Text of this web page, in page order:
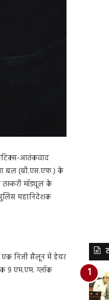
आतंकवाद
बल (बी.एस.एफ.) के
तस्करी मॉड्यूल के
महानिदेशक
एक निजी सैलून में हेयर
9 एम.एम. ग्लॉक